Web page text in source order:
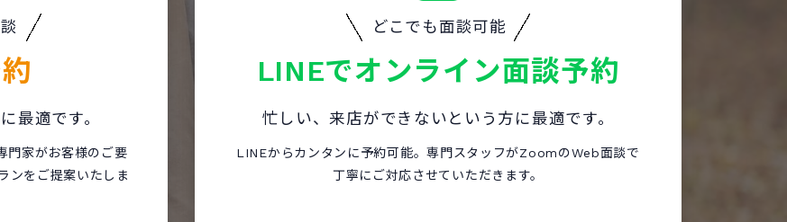
最適です。
門家がお客様のご要
ンをご提案いたしま
どこでも面談可能
LINEでオンライン面談予約
忙しい、来店ができないという方に最適です。
LINEからカンタンに予約可能。専門スタッフがZoomのWeb面談で
丁寧にご対応させていただきます。